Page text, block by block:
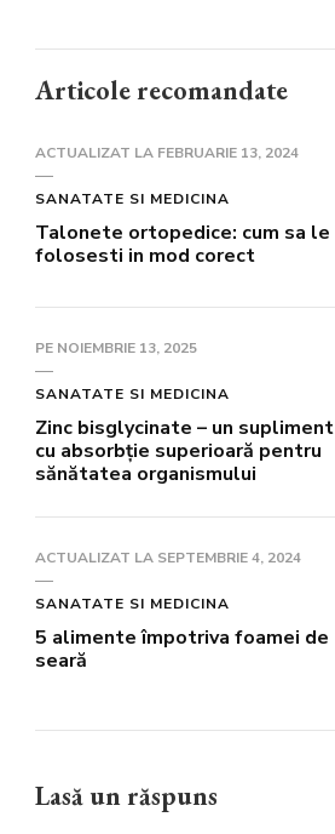
Articole recomandate
ACTUALIZAT LA FEBRUARIE 13, 2024
SANATATE SI MEDICINA
Talonete ortopedice: cum sa le
folosesti in mod corect
PE NOIEMBRIE 13, 2025
SANATATE SI MEDICINA
Zinc bisglycinate – un supliment
cu absorbție superioară pentru
sănătatea organismului
ACTUALIZAT LA SEPTEMBRIE 4, 2024
SANATATE SI MEDICINA
5 alimente împotriva foamei de
seară
Lasă un răspuns